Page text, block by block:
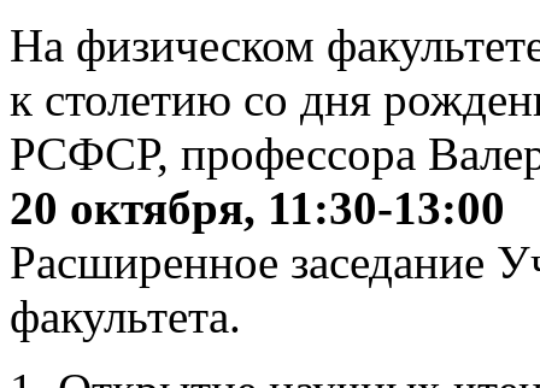
На физическом
к столетию со дня
РСФСР, профессора
20 октября, 11:30-13:00
Расширенное заседание
факультета.